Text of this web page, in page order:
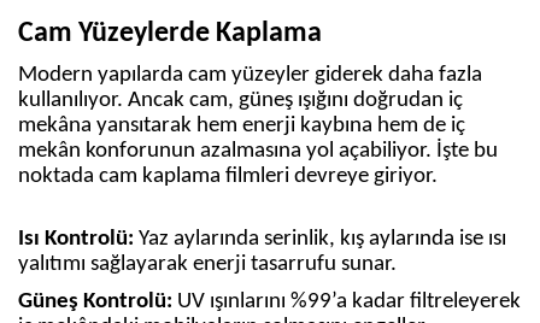
Cam Yüzeylerde Kaplama
Modern yapılarda cam yüzeyler giderek daha fazla
kullanılıyor. Ancak cam, güneş ışığını doğrudan iç
mekâna yansıtarak hem enerji kaybına hem de iç
mekân konforunun azalmasına yol açabiliyor. İşte bu
noktada cam kaplama filmleri devreye giriyor.
Isı Kontrolü: Yaz aylarında serinlik, kış aylarında ise ısı
yalıtımı sağlayarak enerji tasarrufu sunar.
Güneş Kontrolü: UV ışınlarını %99’a kadar filtreleyerek